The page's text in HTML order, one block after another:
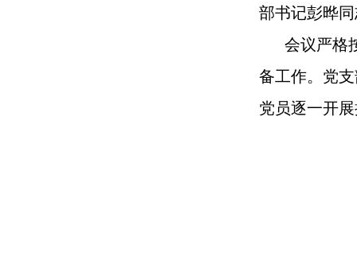
部书记彭晔
会议严格
备工作。党
党员逐一开